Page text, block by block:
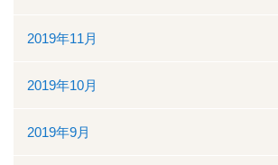
2019年11月
2019年10月
2019年9月